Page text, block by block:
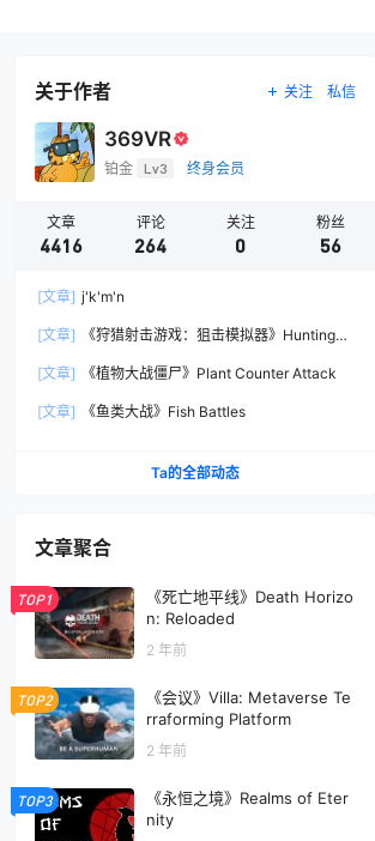
关于作者 关注 私信
369VR
铂金 Lv3 终身会员
文章
4416
评论
264
关注
0
粉丝
56
[文章] j'k'm'n
[文章]
《狩猎射击游戏：狙击模拟器》Hunting
[文章]
《植物大战僵尸》Plant Counter Attack
[文章] 《鱼类大战》Fish Battles
Ta的全部动态
文章聚合
TOP1
《死亡地平线》Death Horizo
n: Reloaded
2 年前
TOP2
《会议》Villa: Metaverse Te
rraforming Platform
2 年前
TOP3
《永恒之境》Realms of Eter
nity